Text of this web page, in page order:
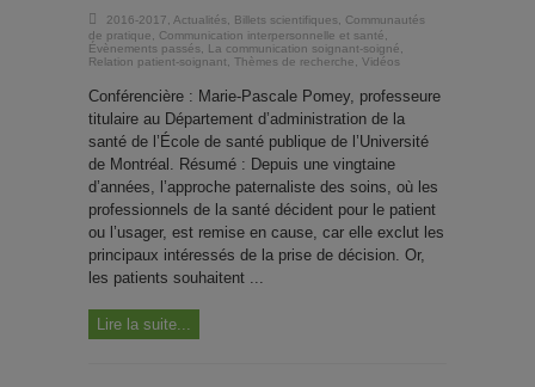
2016-2017 Actualités Billets scientifiques
Communautés
de pratique
Communication interpersonnelle et santé
Évènements passés
La communication soignant-soigné
Relation patient-soignant
Thèmes de recherche Vidéos
Conférencière : Marie-Pascale Pomey, professeure
titulaire au Département d’administration de la
santé de l’École de santé publique de l’Université
de Montréal. Résumé : Depuis une vingtaine
d’années, l’approche paternaliste des soins, où les
professionnels de la santé décident pour le patient
ou l’usager, est remise en cause, car elle exclut les
principaux intéressés de la prise de décision. Or,
les patients souhaitent ...
Lire la suite...